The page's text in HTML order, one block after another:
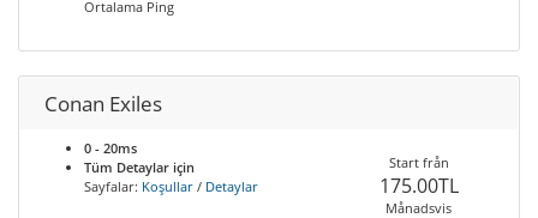
Ortalama Ping
Conan Exiles
0 - 20ms
Tüm Detaylar için
Sayfalar: Koşullar / Detaylar
Start från
175.00TL
Månadsvis